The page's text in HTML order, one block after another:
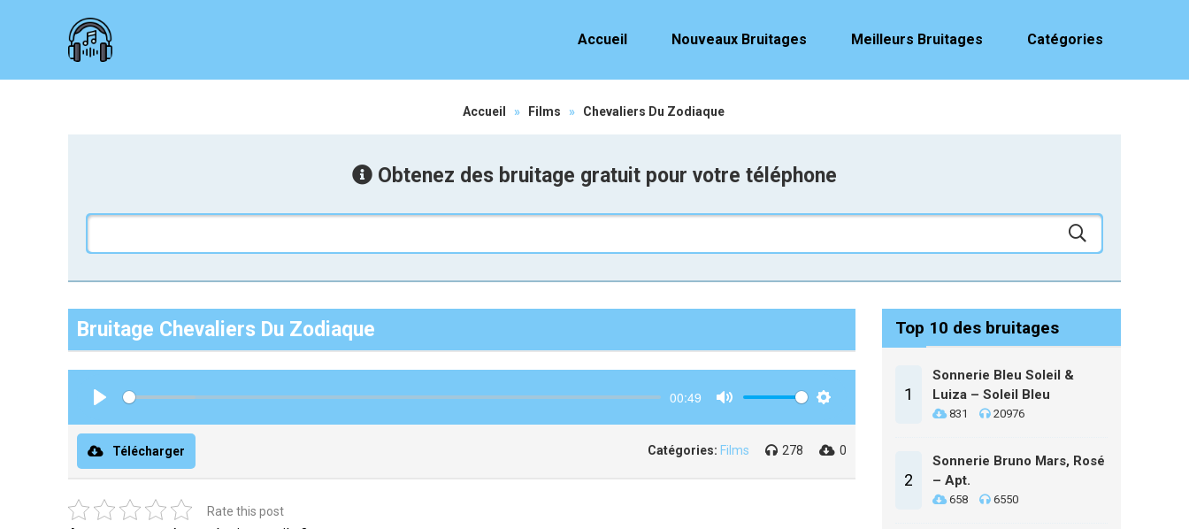
Accueil Nouveaux Bruitages Meilleurs Bruitages Catégories
Accueil » Films » Chevaliers Du Zodiaque
Obtenez des bruitage gratuit pour votre téléphone
Bruitage Chevaliers Du Zodiaque
00:49
Télécharger Catégories: Films 278 0
Rate this post
Top 10 des bruitages
1
Sonnerie Bleu Soleil &
Luiza – Soleil Bleu
831 20976
2
Sonnerie Bruno Mars, Rosé
– Apt.
658 6550